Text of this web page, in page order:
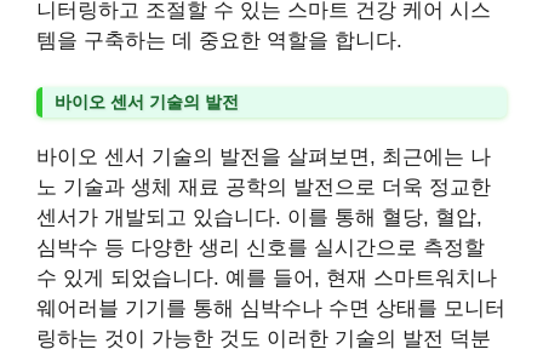
니터링하고 조절할 수 있는 스마트 건강 케어 시스
템을 구축하는 데 중요한 역할을 합니다.
바이오 센서 기술의 발전
바이오 센서 기술의 발전을 살펴보면, 최근에는 나
노 기술과 생체 재료 공학의 발전으로 더욱 정교한
센서가 개발되고 있습니다. 이를 통해 혈당, 혈압,
심박수 등 다양한 생리 신호를 실시간으로 측정할
수 있게 되었습니다. 예를 들어, 현재 스마트워치나
웨어러블 기기를 통해 심박수나 수면 상태를 모니터
링하는 것이 가능한 것도 이러한 기술의 발전 덕분